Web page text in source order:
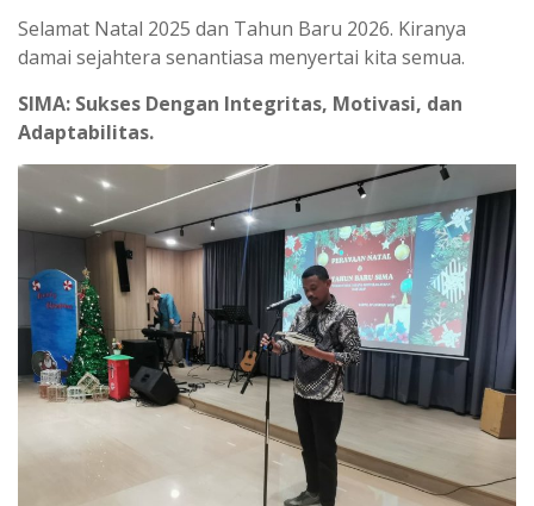
Selamat Natal 2025 dan Tahun Baru 2026. Kiranya
damai sejahtera senantiasa menyertai kita semua.
SIMA: Sukses Dengan Integritas, Motivasi, dan
Adaptabilitas.